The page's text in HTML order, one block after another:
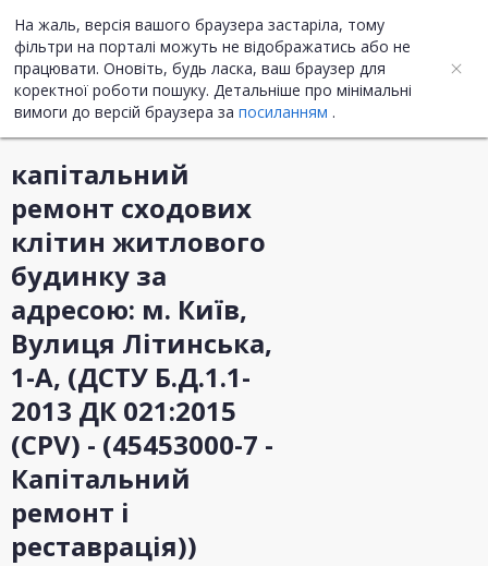
На жаль, версія вашого браузера застаріла, тому
фільтри на порталі можуть не відображатись або не
працювати. Оновіть, будь ласка, ваш браузер для
коректної роботи пошуку. Детальніше про мінімальні
вимоги до версій браузера за посиланням .
UA ENG
Інформація про закупівлю
капітальний
ремонт сходових
клітин житлового
будинку за
адресою: м. Київ,
Вулиця Літинська,
1-А, (ДСТУ Б.Д.1.1-
2013 ДК 021:2015
(CPV) - (45453000-7 -
Капітальний
ремонт і
реставрація))